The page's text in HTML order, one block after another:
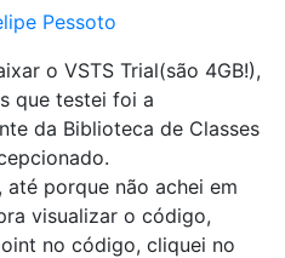
Pessoto
o VSTS Trial(são 4GB!),
que testei foi a
da Biblioteca de Classes
porque não achei em
visualizar o código,
no código, cliquei no